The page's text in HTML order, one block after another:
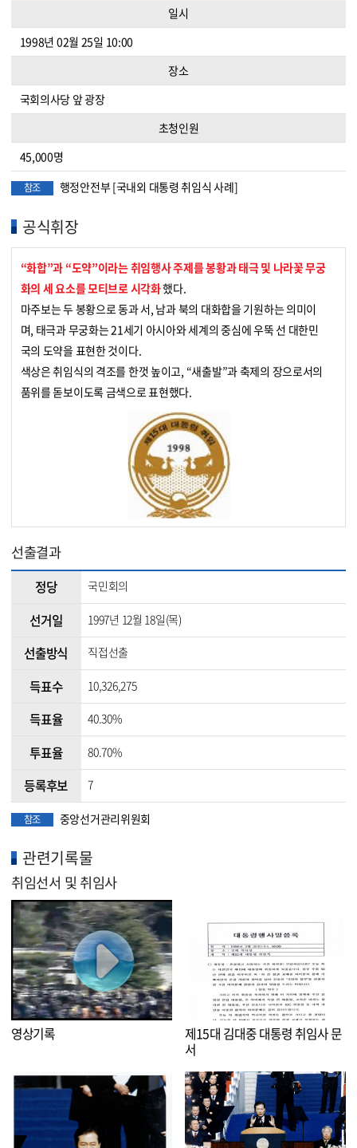
일시
1998년 02월 25일 10:00
장소
국회의사당 앞 광장
초청인원
45,000명
참조 행정안전부 [국내외 대통령 취임식 사례]
공식휘장
“화합”과 “도약”이라는 취임행사 주제를 봉황과 태극 및 나라꽃 무궁
화의 세 요소를 모티브로 시각화했다.
마주보는 두 봉황으로 동과 서, 남과 북의 대화합을 기원하는 의미이
며, 태극과 무궁화는 21세기 아시아와 세계의 중심에 우뚝 선 대한민
국의 도약을 표현한 것이다.
색상은 취임식의 격조를 한껏 높이고, “새출발”과 축제의 장으로서의
품위를 돋보이도록 금색으로 표현했다.
선출결과
정당 국민회의
선거일 1997년 12월 18일(목)
선출방식 직접선출
득표수 10,326,275
득표율 40.30%
투표율 80.70%
등록후보 7
참조 중앙선거관리위원회
관련기록물
취임선서 및 취임사
영상기록
제15대 김대중 대통령 취임사 문
서